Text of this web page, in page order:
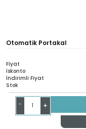
Otomatik Portakal
Fiyat
İskonto
İndirimli Fiyat
Stok
- +